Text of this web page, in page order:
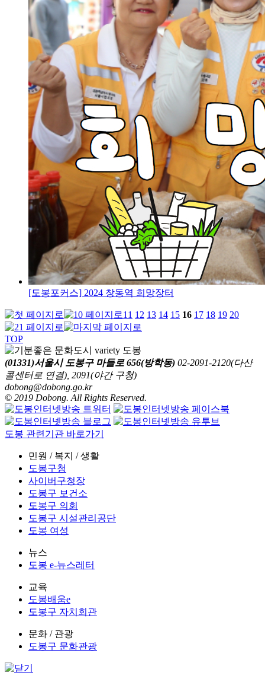
[도봉포커스] 2024 창동역 희망장터
11 12 13 14 15 16 17 18 19 20
TOP
(01331)서울시 도봉구 마들로 656(방학동) 02-2091-2120(다산
콜센터로 연결), 2091(야간 구청)
dobong@dobong.go.kr
© 2019 Dobong. All Rights Reserved.
도봉 관련기관 바로가기
민원 / 복지 / 생활
도봉구청
사이버구청장
도봉구 보건소
도봉구 의회
도봉구 시설관리공단
도봉 여성
뉴스
도봉 e-뉴스레터
교육
도봉배움e
도봉구 자치회관
문화 / 관광
도봉구 문화관광